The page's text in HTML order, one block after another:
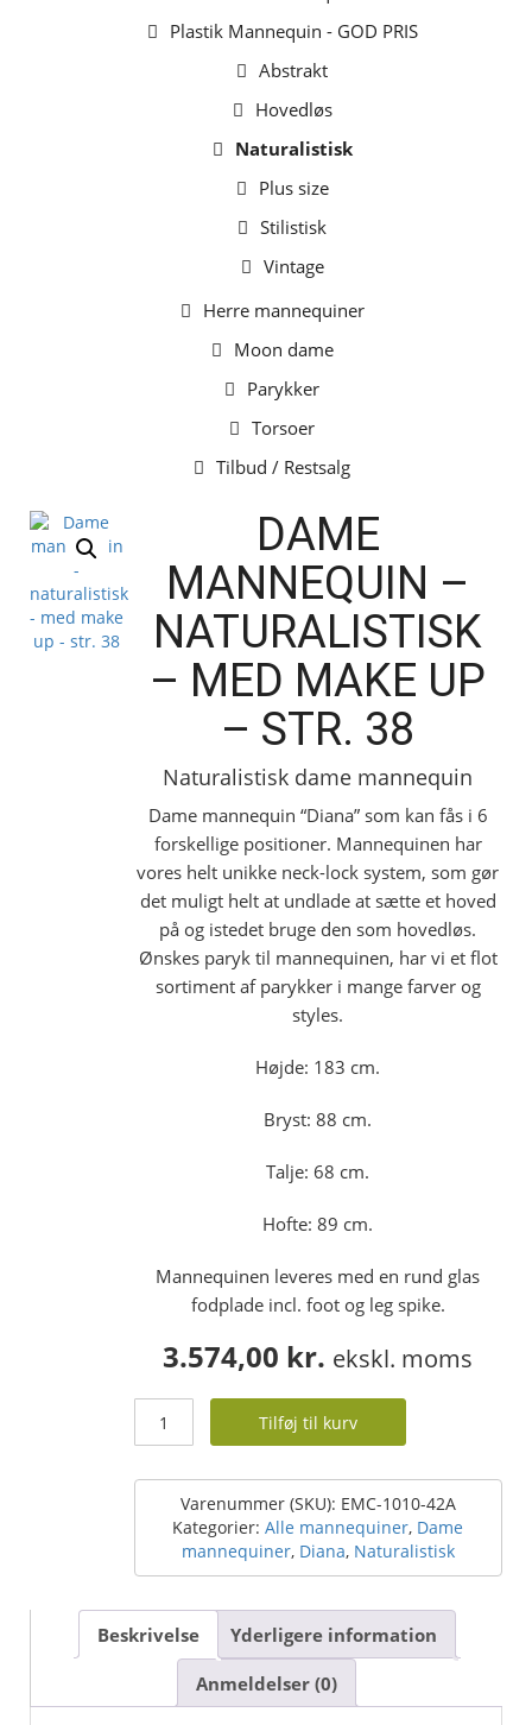
Plastik Mannequin - GOD PRIS
Abstrakt
Hovedløs
Naturalistisk
Plus size
Stilistisk
Vintage
Herre mannequiner
Moon dame
Parykker
Torsoer
Tilbud / Restsalg
DAME
MANNEQUIN –
NATURALISTISK
– MED MAKE UP
– STR. 38
Naturalistisk dame mannequin
Dame mannequin “Diana” som kan fås i 6
forskellige positioner. Mannequinen har
vores helt unikke neck-lock system, som gør
det muligt helt at undlade at sætte et hoved
på og istedet bruge den som hovedløs.
Ønskes paryk til mannequinen, har vi et flot
sortiment af parykker i mange farver og
styles.
Højde: 183 cm.
Bryst: 88 cm.
Talje: 68 cm.
Hofte: 89 cm.
Mannequinen leveres med en rund glas
fodplade incl. foot og leg spike.
3.574,00 kr. ekskl. moms
mannequin
naturalistisk
up
str.
38
Tilføj til kurv
Varenummer (SKU): EMC-1010-42A
Kategorier:Alle mannequiner, Dame
mannequiner, Diana, Naturalistisk
Beskrivelse Yderligere information
Anmeldelser (0)